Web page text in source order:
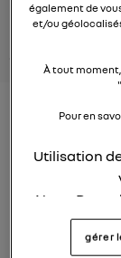
conseils Renault
Renault
Quel est le
également de
et/ou
À tout
Pour en
Utilisation
Nous,
pour nos
dansgérer